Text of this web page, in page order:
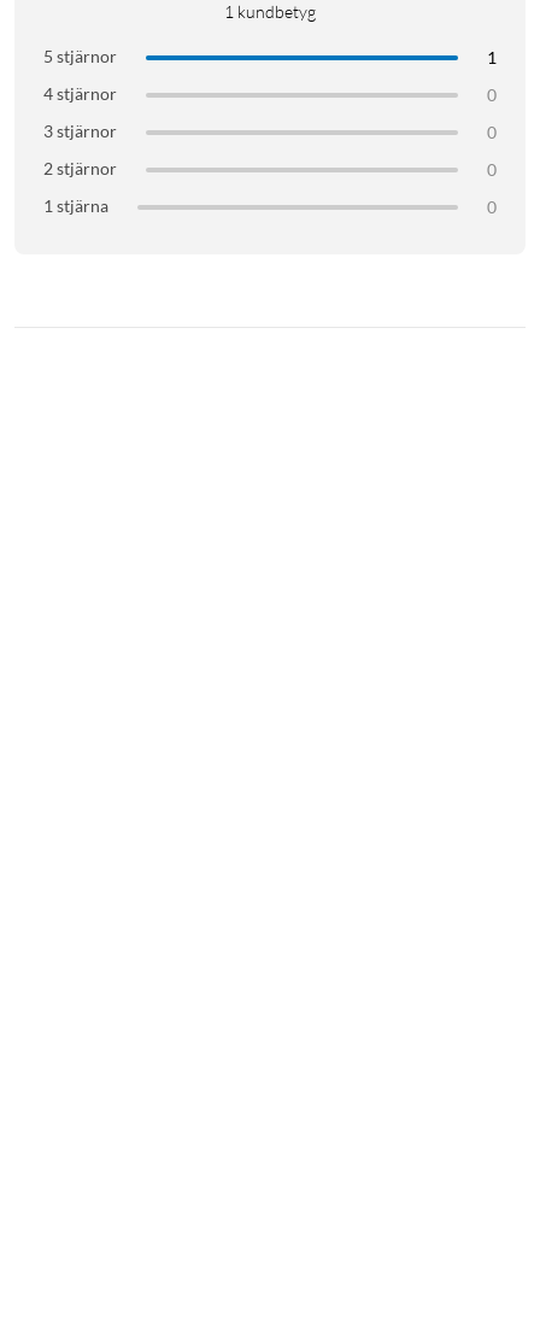
Diskmaskinssäker: ja (handdisk rekommenderas)
I förpackningen
1 × kaffekanna i glas
1 kundbetyg
5 stjärnor
1
4 stjärnor
0
3 stjärnor
0
2 stjärnor
0
1 stjärna
0